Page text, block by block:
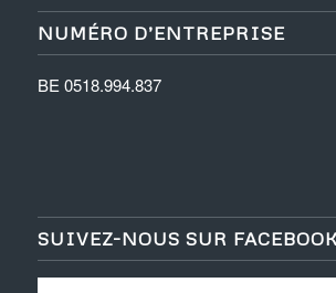
NUMÉRO D’ENTREPRISE
BE 0518.994.837
SUIVEZ-NOUS SUR